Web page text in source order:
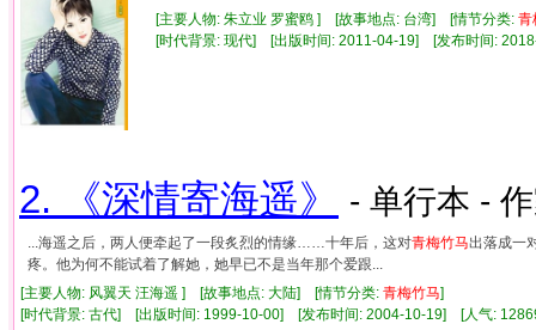
[主要人物: 朱立业 罗蜜鸥 ] [故事地点: 台湾] [情节分类: 青
[时代背景: 现代] [出版时间: 2011-04-19] [发布时间:
2. 《深情寄海遥》 - 单行本 -
...海遥之后，两人便牵起了一段炙烈的情缘……十年后，这对青梅竹马出落成一
疼。他为何不能试着了解她，她早已不是当年那个爱跟...
[主要人物: 风翼天 汪海遥 ] [故事地点: 大陆] [情节分类: 青梅竹马]
[时代背景: 古代] [出版时间: 1999-10-00] [发布时间: 2004-10-19] [人气: